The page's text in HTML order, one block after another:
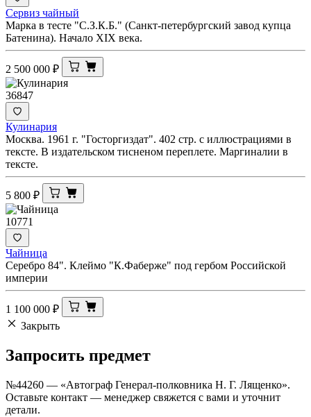
Сервиз чайный
Марка в тесте "С.З.К.Б." (Санкт-петербургский завод купца
Батенина). Начало XIX века.
2 500 000 ₽
36847
Кулинария
Москва. 1961 г. "Госторгиздат". 402 стр. с иллюстрациями в
тексте. В издательском тисненом переплете. Маргиналии в
тексте.
5 800 ₽
10771
Чайница
Серебро 84". Клеймо "К.Фаберже" под гербом Российской
империи
1 100 000 ₽
Закрыть
Запросить предмет
№44260 — «Автограф Генерал-полковника Н. Г. Лященко».
Оставьте контакт — менеджер свяжется с вами и уточнит
детали.